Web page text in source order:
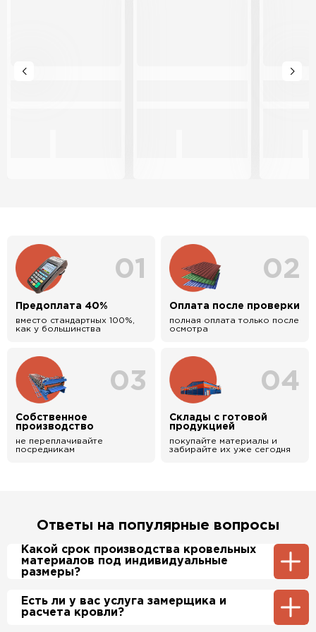
01
Предоплата 40%
вместо стандартных 100%,
как у большинства
02
Оплата после проверки
полная оплата только после
осмотра
03
Собственное
производство
не переплачивайте
посредникам
04
Склады с готовой
продукцией
покупайте материалы и
забирайте их уже сегодня
Ответы на популярные вопросы
Какой срок производства кровельных
материалов под индивидуальные
размеры?
Примерный срок производства
металлочерепицы и профнастила 1-2 дня.
Производственные мощности позволяют нам
Есть ли у вас услуга замерщика и
расчета кровли?